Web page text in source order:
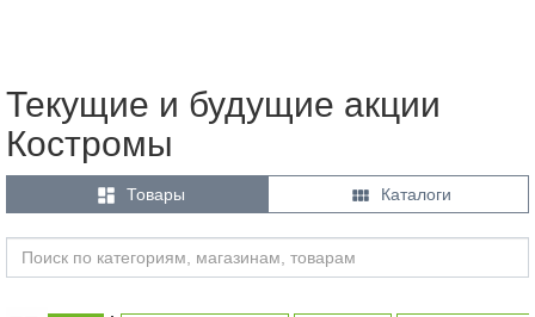
Текущие и будущие акции
Костромы
 Товары  Каталоги